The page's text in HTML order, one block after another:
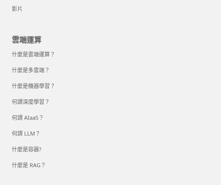
影片
雲端運算
什麼是雲端運算？
什麼是多雲端？
什麼是機器學習？
何謂深度學習？
何謂 AIaaS？
何謂 LLM？
什麼是容器?
什麼是 RAG？